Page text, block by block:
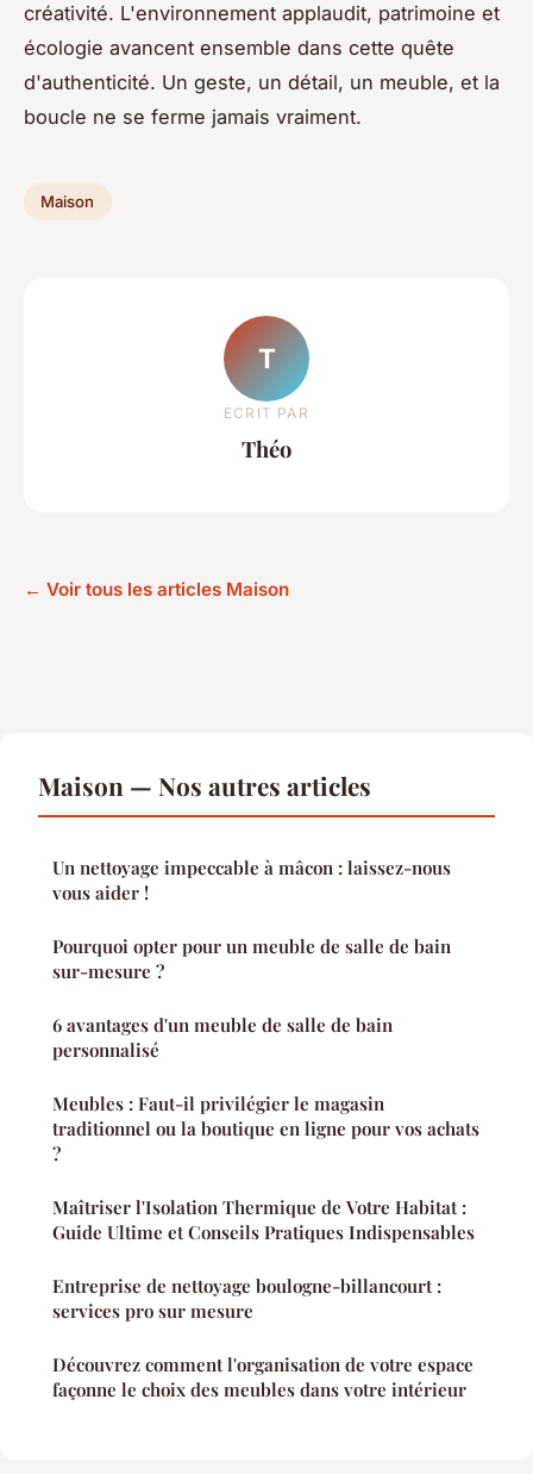
créativité. L'environnement applaudit, patrimoine et
écologie avancent ensemble dans cette quête
d'authenticité. Un geste, un détail, un meuble, et la
boucle ne se ferme jamais vraiment.
Maison
T
ECRIT PAR
Théo
← Voir tous les articles Maison
Maison — Nos autres articles
Un nettoyage impeccable à mâcon : laissez-nous
vous aider !
Pourquoi opter pour un meuble de salle de bain
sur-mesure ?
6 avantages d'un meuble de salle de bain
personnalisé
Meubles : Faut-il privilégier le magasin
traditionnel ou la boutique en ligne pour vos achats
?
Maîtriser l'Isolation Thermique de Votre Habitat :
Guide Ultime et Conseils Pratiques Indispensables
Entreprise de nettoyage boulogne-billancourt :
services pro sur mesure
Découvrez comment l'organisation de votre espace
façonne le choix des meubles dans votre intérieur